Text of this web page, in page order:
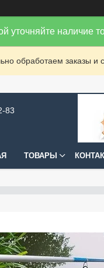
уточняйте наличие
обработаем заказы
83
ТОВАРЫ